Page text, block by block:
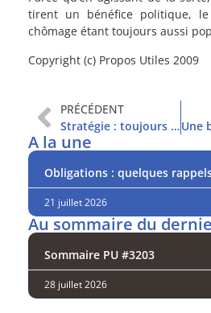
tirent un bénéfice politique,
chômage étant toujours aussi
Copyright (c) Propos Utiles 2009
PRÉCÉDENT
Stratégie : toujours pas de prises de risques
A la une
Obligations : quelques
21 juillet 2026
Au sommaire du
Sommaire PU #3203
28 juillet 2026